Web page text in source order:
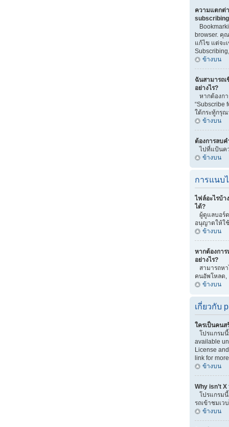
ความแตกต่
browser. คุ
แก้ไข แต่จะ
ข้างบน
ฉันสามารถ
อย่างไร?
หากต้องก
“Subscribe
ใต้กระทู้กรุณ
ข้างบน
ต้องการลบค
ไปที่แป้นค
ข้างบน
การแนบ
ไฟล์อะไรบ้
ได้?
ผู้ดูแลบอร์
อนุญาตให้ใ
ข้างบน
หากต้องการ
อย่างไร?
สามารถห
คนอัพโหลด,
ข้างบน
เกี่ยวกับ
ใครเป็นคนส
โปรแกรม
available
License
link for
ข้างบน
Why isn’t
โปรแกรมนี้
รถเข้าชมเว
ข้างบน